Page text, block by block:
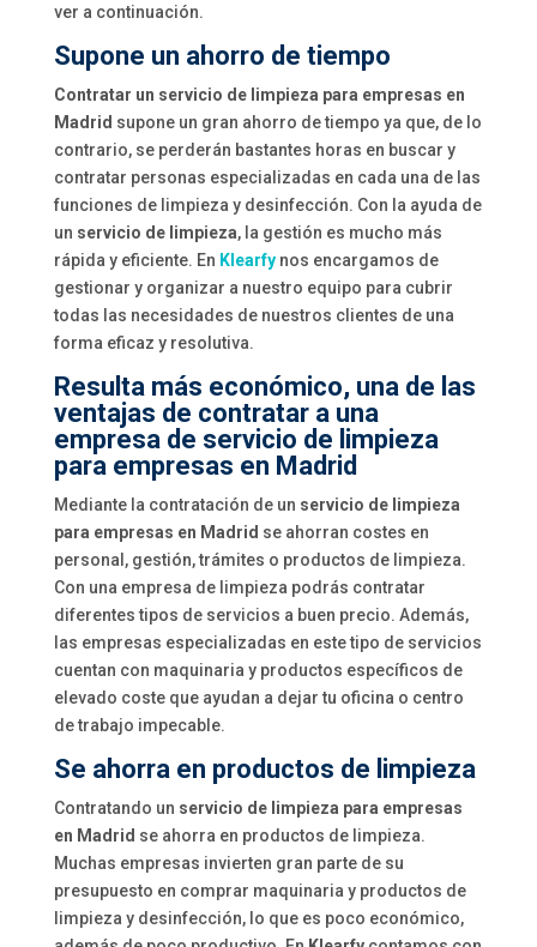
ver a continuación.
Supone un ahorro de tiempo
Contratar un servicio de limpieza para empresas en
Madrid supone un gran ahorro de tiempo ya que, de lo
contrario, se perderán bastantes horas en buscar y
contratar personas especializadas en cada una de las
funciones de limpieza y desinfección. Con la ayuda de
un servicio de limpieza, la gestión es mucho más
rápida y eficiente. En Klearfynos encargamos de
gestionar y organizar a nuestro equipo para cubrir
todas las necesidades de nuestros clientes de una
forma eficaz y resolutiva.
Resulta más económico, una de las
ventajas de contratar a una
empresa de servicio de limpieza
para empresas en Madrid
Mediante la contratación de un servicio de limpieza
para empresas en Madrid se ahorran costes en
personal, gestión, trámites o productos de limpieza.
Con una empresa de limpieza podrás contratar
diferentes tipos de servicios a buen precio. Además,
las empresas especializadas en este tipo de servicios
cuentan con maquinaria y productos específicos de
elevado coste que ayudan a dejar tu oficina o centro
de trabajo impecable.
Se ahorra en productos de limpieza
Contratando un servicio de limpieza para empresas
en Madrid se ahorra en productos de limpieza.
Muchas empresas invierten gran parte de su
presupuesto en comprar maquinaria y productos de
limpieza y desinfección, lo que es poco económico,